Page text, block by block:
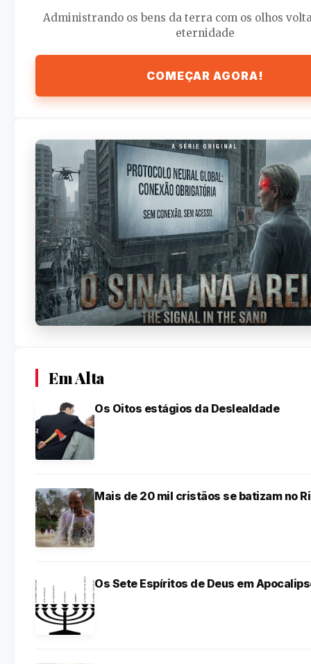
Administrando os bens da terra com os olhos
eternidade
COMEÇAR AGORA!
Em Alta
Os Oitos estágios da Deslealdade
Mais de 20 mil cristãos se batizam no
Os Sete Espíritos de Deus em